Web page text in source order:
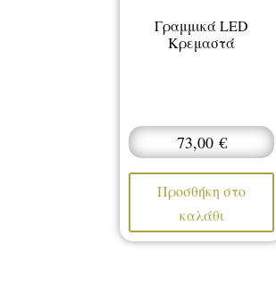
Γραμμικά LED
Κρεμαστά
73,00 €
Προσθήκη στο
καλάθι